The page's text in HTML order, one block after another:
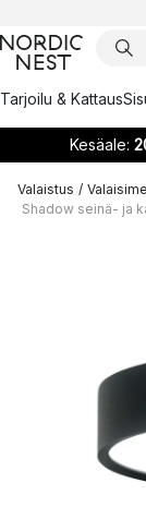
Tarjoilu & Kattaus
Kesäale:
Valaistus /
Shadow seinä- ja